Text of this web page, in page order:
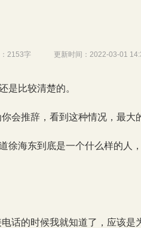
2153字 更新时间： 2022-03-01
是比较清楚的。
会推辞，看到这种情况，最大
徐海东到底是一个什么样的人
话的时候我就知道了，应该是